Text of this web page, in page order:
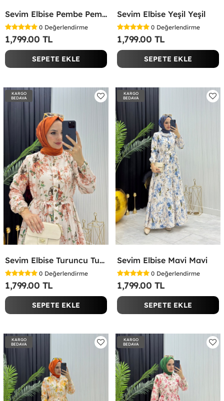
Sevim Elbise Pembe Pembe
0 Değerlendirme
1,799.00 TL
SEPETE EKLE
Sevim Elbise Yeşil Yeşil
0 Değerlendirme
1,799.00 TL
SEPETE EKLE
KARGO
BEDAVA
Sevim Elbise Turuncu Turuncu
0 Değerlendirme
1,799.00 TL
SEPETE EKLE
KARGO
BEDAVA
Sevim Elbise Mavi Mavi
0 Değerlendirme
1,799.00 TL
SEPETE EKLE
KARGO
BEDAVA
KARGO
BEDAVA